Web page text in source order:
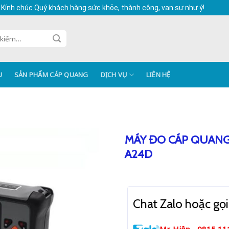
chúc Quý khách hàng sức khỏe, thành công, vạn sự như ý!
SẢN PHẨM CÁP QUANG DỊCH VỤ LIÊN HỆ
MÁY ĐO CÁP
A24D
Chat Zalo hoặc